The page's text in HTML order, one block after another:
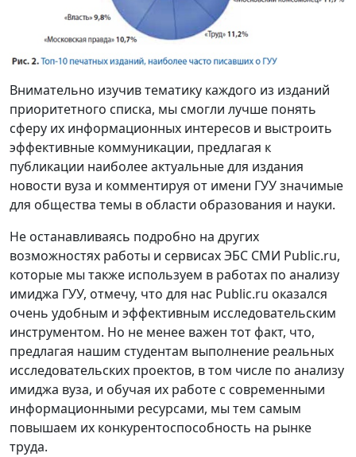
Внимательно изучив тематику каждого из изданий
приоритетного списка, мы смогли лучше понять
сферу их информационных интересов и выстроить
эффективные коммуникации, предлагая к
публикации наиболее актуальные для издания
новости вуза и комментируя от имени ГУУ значимые
для общества темы в области образования и науки.
Не останавливаясь подробно на других
возможностях работы и сервисах ЭБС СМИ Public.ru,
которые мы также используем в работах по анализу
имиджа ГУУ, отмечу, что для нас Public.ru оказался
очень удобным и эффективным исследовательским
инструментом. Но не менее важен тот факт, что,
предлагая нашим студентам выполнение реальных
исследовательских проектов, в том числе по анализу
имиджа вуза, и обучая их работе с современными
информационными ресурсами, мы тем самым
повышаем их конкурентоспособность на рынке
труда.